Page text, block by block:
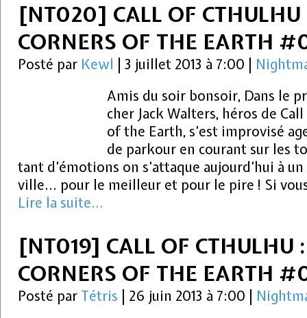
[NT020] CALL OF CTHULHU
CORNERS OF THE EARTH
Posté par Kewl 3 juillet 2013 à 7:00
Amis du soir bonsoir, Dans le
cher Jack Walters, héros de
of the Earth, s’est improvisé
de parkour en courant sur les
tant d’émotions on s’attaque aujourd’hui à
ville… pour le meilleur et pour le pire ! Si
Lire la suite...
[NT019] CALL OF CTHULHU
CORNERS OF THE EARTH
Posté par Tétris 26 juin 2013 à 7:00